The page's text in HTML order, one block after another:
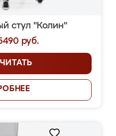
стул "Колин"
руб.